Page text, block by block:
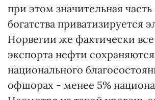
при этом значительная часть
богатства приватизируется
Норвегии же фактически все
экспорта нефти
национального
офшорах - менее 5%